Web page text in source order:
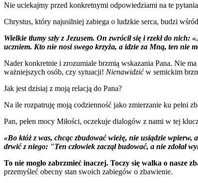
Nie uciekajmy przed konkretnymi odpowiedziami na te
Chrystus, który najusilniej zabiega o ludzkie serca, budzi
Wielkie tłumy szły z Jezusem. On zwrócił się i rzekł do
uczniem. Kto nie nosi swego krzyża, a idzie za Mną, ten nie
Nader konkretnie i zrozumiale brzmią wskazania Pana. Nie
ważniejszych osób, czy sytuacji! Nienawidzićw semickim
Jak jest dzisiaj z moją relacją do Pana?
Na ile rozpatruję moją codzienność jako zmierzanie ku pełni
Pan, pełen mocy Miłości, oczekuje dialogów z nami w tej
«Bo któż z was, chcąc zbudować wieżę, nie usiądzie wpierw,
drwić z niego: "Ten człowiek zaczął budować, a nie zdołał
To nie mogło zabrzmieć inaczej. Toczy się walka o nasze
przemyśleć obecny stan swoich zabiegów o zbawienie.